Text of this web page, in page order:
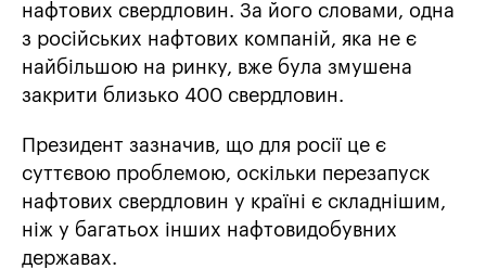
нафтових свердловин. За його словами, одна
з російських нафтових компаній, яка не є
найбільшою на ринку, вже була змушена
закрити близько 400 свердловин.
Президент зазначив, що для росії це є
суттєвою проблемою, оскільки перезапуск
нафтових свердловин у країні є складнішим,
ніж у багатьох інших нафтовидобувних
державах.